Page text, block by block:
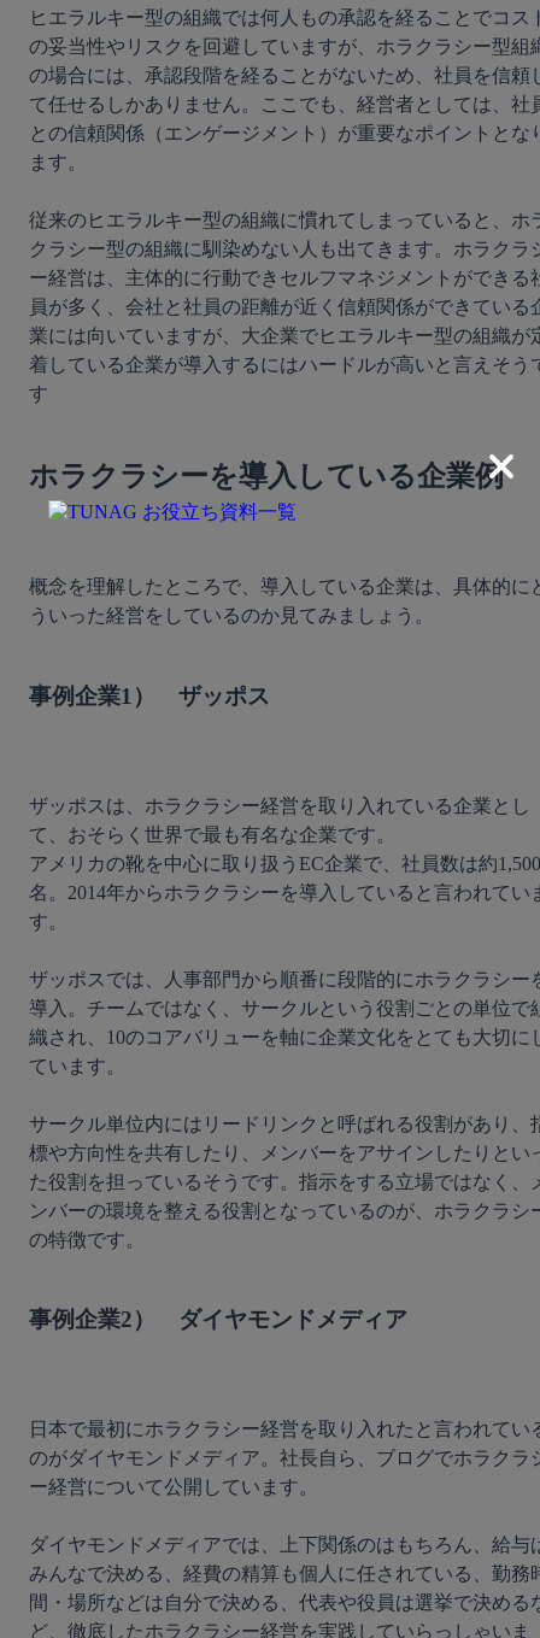
ヒエラルキー型の組織では何人もの承認を経ることでコス
の妥当性やリスクを回避していますが、ホラクラシー型組
の場合には、承認段階を経ることがないため、社員を信頼
て任せるしかありません。ここでも、経営者としては、社
との信頼関係（エンゲージメント）が重要なポイントとな
ます。
従来のヒエラルキー型の組織に慣れてしまっていると、ホ
クラシー型の組織に馴染めない人も出てきます。ホラクラ
ー経営は、主体的に行動できセルフマネジメントができる
員が多く、会社と社員の距離が近く信頼関係ができている
業には向いていますが、大企業でヒエラルキー型の組織が
着している企業が導入するにはハードルが高いと言えそう
す
ホラクラシーを導入している企業例
概念を理解したところで、導入している企業は、具体的に
ういった経営をしているのか見てみましょう。
事例企業1）　ザッポス
ザッポスは、ホラクラシー経営を取り入れている企業とし
て、おそらく世界で最も有名な企業です。
アメリカの靴を中心に取り扱うEC企業で、社員数は約1,500
名。2014年からホラクラシーを導入していると言われてい
す。
ザッポスでは、人事部門から順番に段階的にホラクラシー
導入。チームではなく、サークルという役割ごとの単位で
織され、10のコアバリューを軸に企業文化をとても大切に
ています。
サークル単位内にはリードリンクと呼ばれる役割があり、
標や方向性を共有したり、メンバーをアサインしたりとい
た役割を担っているそうです。指示をする立場ではなく、
ンバーの環境を整える役割となっているのが、ホラクラシ
の特徴です。
事例企業2）　ダイヤモンドメディア
日本で最初にホラクラシー経営を取り入れたと言われてい
のがダイヤモンドメディア。社長自ら、ブログでホラクラ
ー経営について公開しています。
ダイヤモンドメディアでは、上下関係のはもちろん、給与
みんなで決める、経費の精算も個人に任されている、勤務
間・場所などは自分で決める、代表や役員は選挙で決める
ど、徹底したホラクラシー経営を実践していらっしゃいま